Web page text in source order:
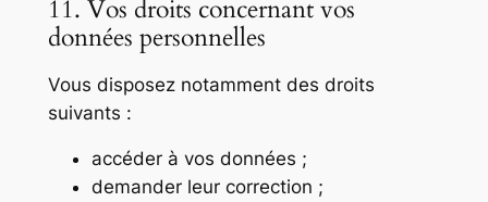
11. Vos droits concernant vos
données personnelles
Vous disposez notamment des droits
suivants :
accéder à vos données ;
demander leur correction ;